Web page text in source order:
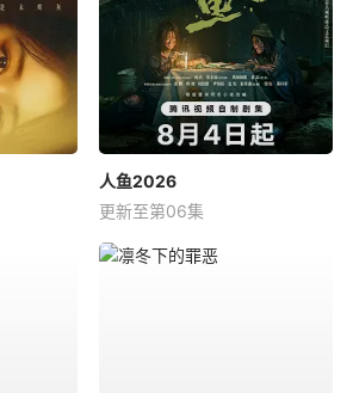
人鱼2026
更新至第06集